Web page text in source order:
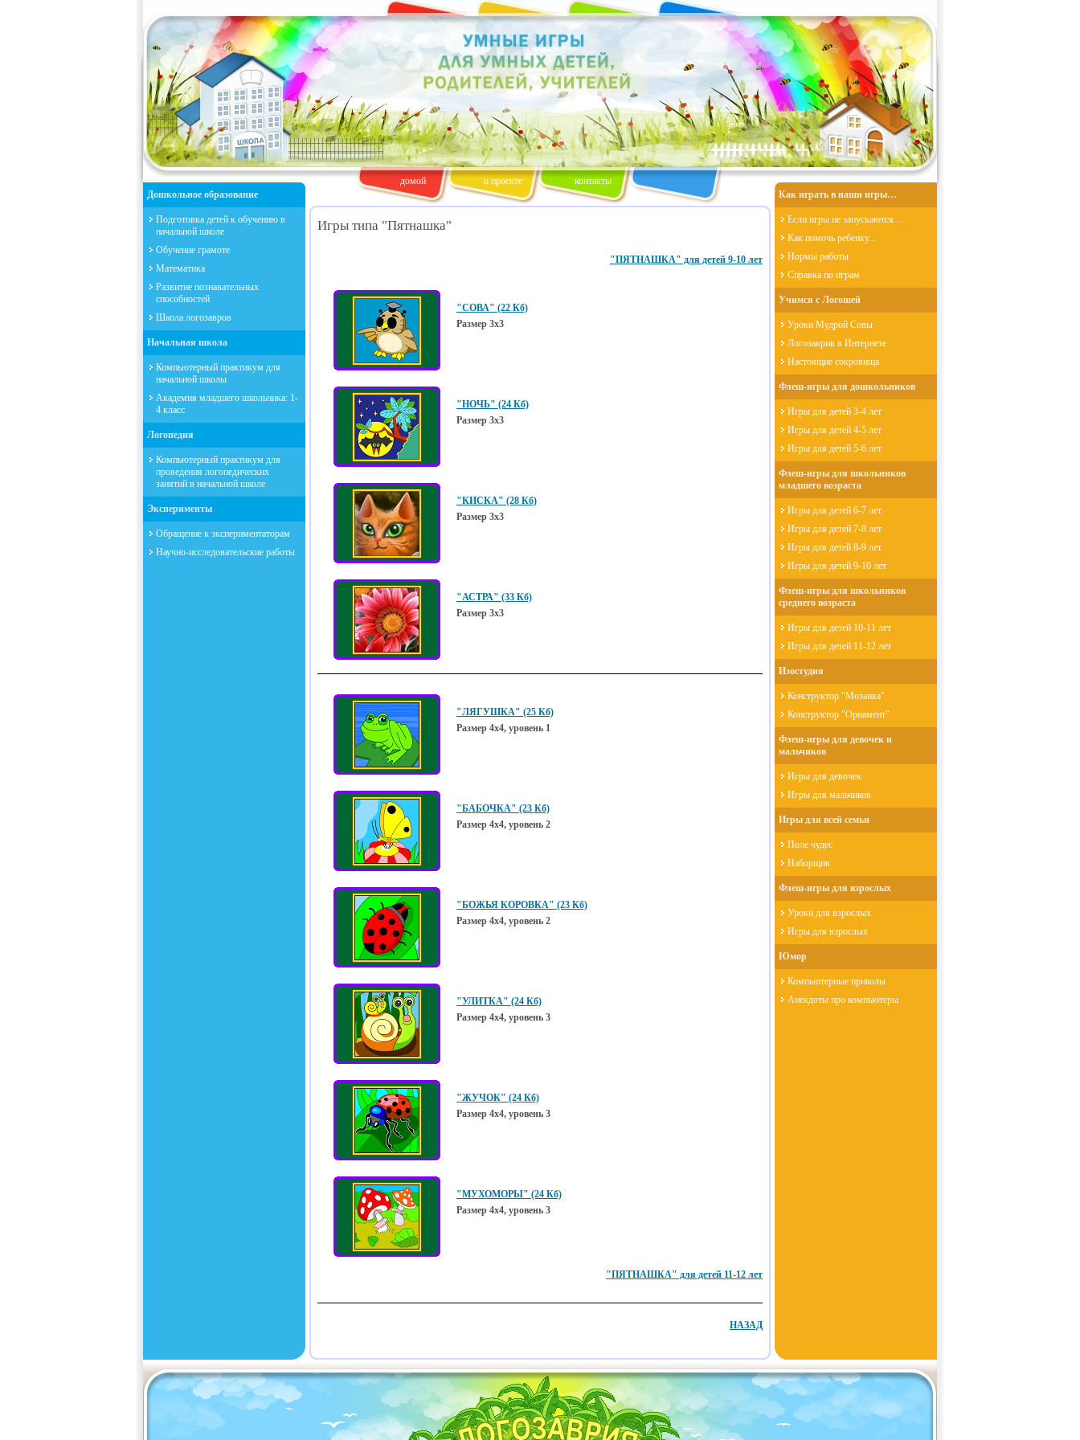
домой о проекте
контакты
Дошкольное образование
Подготовка детей к обучению в
начальной школе
Обучение грамоте
Математика
Развитие познавательных
способностей
Школа логозавров
Начальная школа
Компьютерный практикум для
начальной школы
Академия младшего школьника: 1-
4 класс
Логопедия
Компьютерный практикум для
проведения логопедических
занятий в начальной школе
Эксперименты
Обращение к экспериментаторам
Научно-исследовательские работы
Игры типа "Пятнашка"
"ПЯТНАШКА" для детей 9-10 лет
"СОВА" (22 Кб)
Размер 3х3
"НОЧЬ" (24 Кб)
Размер 3х3
"КИСКА" (28 Кб)
Размер 3х3
"АСТРА" (33 Кб)
Размер 3х3
"ЛЯГУШКА" (25 Кб)
Размер 4х4, уровень 1
"БАБОЧКА" (23 Кб)
Размер 4х4, уровень 2
"БОЖЬЯ КОРОВКА" (23 Кб)
Размер 4х4, уровень 2
"УЛИТКА" (24 Кб)
Размер 4х4, уровень 3
"ЖУЧОК" (24 Кб)
Размер 4х4, уровень 3
"МУХОМОРЫ" (24 Кб)
Размер 4х4, уровень 3
"ПЯТНАШКА" для детей 11-12 лет
НАЗАД
Как играть в наши игры…
Если игры не запускаются…
Как помочь ребенку...
Нормы работы
Справка по играм
Учимся с Логошей
Уроки Мудрой Совы
Логозаврик в Интернете
Настоящие сокровища
Флеш-игры для дошкольников
Игры для детей 3-4 лет
Игры для детей 4-5 лет
Игры для детей 5-6 лет
Флеш-игры для школьников
младшего возраста
Игры для детей 6-7 лет
Игры для детей 7-8 лет
Игры для детей 8-9 лет
Игры для детей 9-10 лет
Флеш-игры для школьников
среднего возраста
Игры для детей 10-11 лет
Игры для детей 11-12 лет
Изостудия
Конструктор "Мозаика"
Конструктор "Орнамент"
Флеш-игры для девочек и
мальчиков
Игры для девочек
Игры для мальчиков
Игры для всей семьи
Поле чудес
Наборщик
Флеш-игры для взрослых
Уроки для взрослых
Игры для взрослых
Юмор
Компьютерные приколы
Анекдоты про компьютеры